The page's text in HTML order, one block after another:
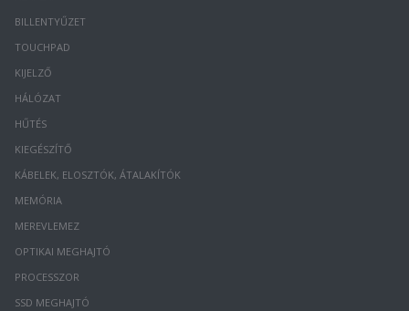
BILLENTYŰZET
TOUCHPAD
KIJELZŐ
HÁLÓZAT
HŰTÉS
KIEGÉSZÍTŐ
KÁBELEK, ELOSZTÓK, ÁTALAKÍTÓK
MEMÓRIA
MEREVLEMEZ
OPTIKAI MEGHAJTÓ
PROCESSZOR
SSD MEGHAJTÓ